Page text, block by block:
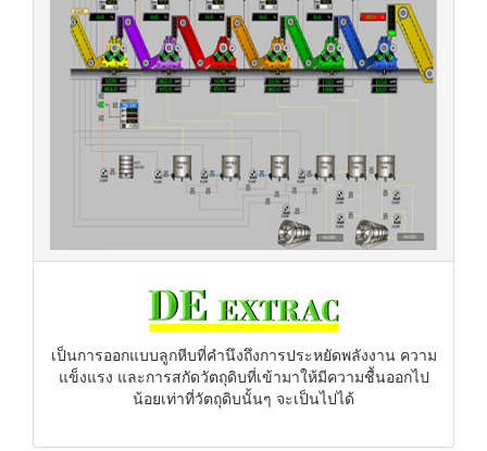
เป็นการออกแบบลูกหีบที่คำนึงถึงการประหยัดพลังงาน ความ
แข็งแรง และการสกัดวัตถุดิบที่เข้ามาให้มีความชื้นออกไป
น้อยเท่าที่วัตถุดิบนั้นๆ จะเป็นไปได้